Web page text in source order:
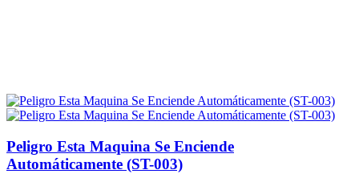
Peligro Esta Maquina Se Enciende
Automáticamente (ST-003)